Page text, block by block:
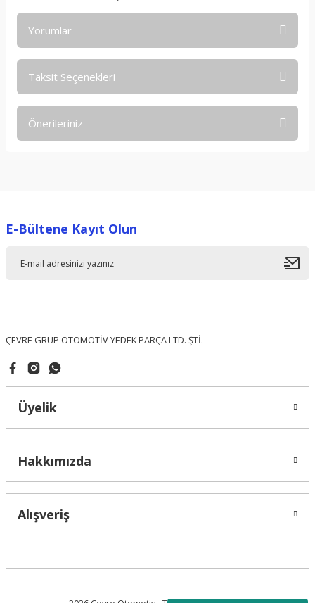
Yorumlar
Taksit Seçenekleri
Önerileriniz
Ürün resmi kalitesiz, bozuk veya görüntülenemiyor.
E-Bültene Kayıt Olun
ÇEVRE GRUP OTOMOTİV YEDEK PARÇA LTD. ŞTİ.
Üyelik
Hakkımızda
Alışveriş